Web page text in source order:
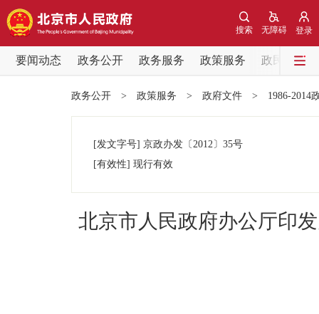
登录
无障碍
搜索
要闻动态 政务公开 政务服务 政策服务
政民互动
党中央精神
政务公开 > 政策服务 > 政府文件 > 1986-2014
[发文字号] 京政办发 〔2012〕 35号
[有效性] 现行有效
北京市人民政府办公厅印